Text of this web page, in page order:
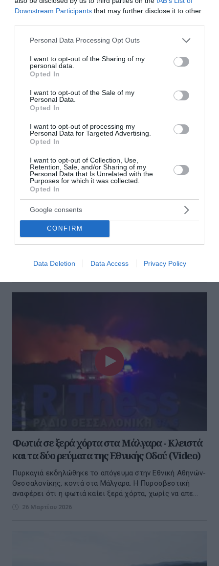
Downstream Participants that may further disclose it to other
Please note that this website/app uses one or more Google
not limited to your visit or usage behaviour. You may click to
grant or deny consent to Google and its third-party tags to
use your data for below specified purposes in below Google
consent section.
Personal Data Processing Opt Outs
I want to opt-out of the Sharing of my
personal data.
Opted In
I want to opt-out of the Sale of my
Personal Data.
Opted In
I want to opt-out of processing my
Personal Data for Targeted Advertising.
Opted In
I want to opt-out of Collection, Use,
Retention, Sale, and/or Sharing of my
Personal Data that Is Unrelated with the
Purposes for which it was collected.
Opted In
Google consents
CONFIRM
Data Deletion Data Access Privacy Policy
αυτ...
Κηφισιά: Συνελήφθη μοτοσικλετιστής που
έτρεχε με 187χλμ/ώρα στην εθνική οδό
Ένας 26χρονος μοτοσικλετιστής έτρεχε με 187χλμ/ώρα
τα ξημερώματα της Παρασκευής στην εθνική οδό
Αθηνών-Λαμίας, στην Κηφισιά. Στη σύλληψή του
03 Απριλίου 2026
Φωτιά σε ξερά χόρτα στα Μάλγαρα - Κλειστά
και τα δύο ρεύματα της Εθνικής Οδού (Video)
Πυρκαγιά εκδηλώθηκε το απόγευμα στην Εθνική Αθηνών-
Θεσσαλονίκης, κοντά στα Μάλγαρα. Η Πυροσβεστική
αναφέρει ότι η φωτιά καίει ξερά χόρτα, χωρίς να απε...
26 Μαρτίου 2026